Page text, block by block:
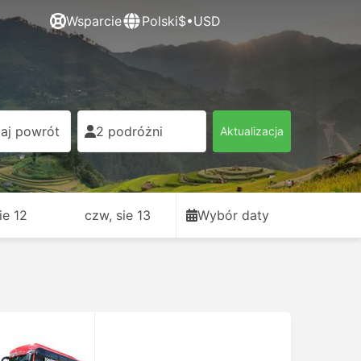
Wsparcie Polski$•USD
powrót 2 podróżni Aktualizacja
12 czw, sie 13 Wybór daty